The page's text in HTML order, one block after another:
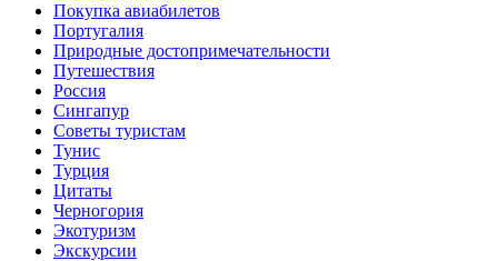
Покупка авиабилетов
Португалия
Природные достопримечательности
Путешествия
Россия
Сингапур
Советы туристам
Тунис
Турция
Цитаты
Черногория
Экотуризм
Экскурсии